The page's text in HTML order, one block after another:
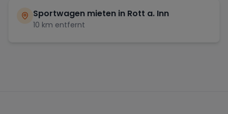
Sportwagen mieten in Rott a. Inn
10 km entfernt